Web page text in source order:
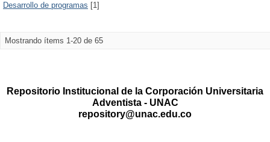
Desarrollo de programas [1]
Mostrando ítems 1-20 de 65
Repositorio Institucional de la Corporación Universitaria
Adventista - UNAC
repository@unac.edu.co